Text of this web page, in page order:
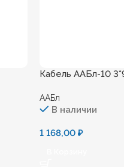
Кабель ААБл-10
ААБл
В наличии
1 168,00 ₽